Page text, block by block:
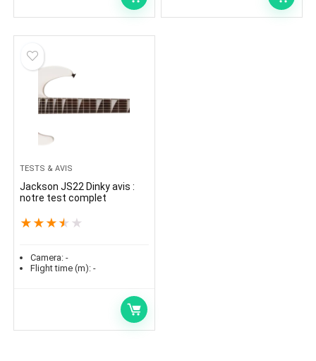
TESTS & AVIS
Jackson JS22 Dinky avis :
notre test complet
★ ★ ★ ★ ★
Camera: -
Flight time (m): -